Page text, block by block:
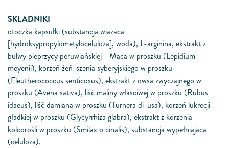
SKŁADNIKI
otoczka kapsułki (substancja wiazaca
[hydroksypropylometyloceluloza], woda), L-arginina, ekstrakt z
bulwy pieprzycy peruwiańskiej - Maca w proszku (Lepidium
meyenii), korzeń żeń-szenia syberyjskiego w proszku
(Eleutherococcus senticosus), ekstrakt z owsa zwyczajnego w
proszku (Avena sativa), liść maliny własciwej w proszku (Rubus
idaeus), liść damiana w proszku (Turnera di-usa), korzeń lukrecji
gładkiej w proszku (Glycyrrhiza glabra), ekstrakt z korzenia
kolcorośli w proszku (Smilax o cinalis), substancja wypełniajaca
(celuloza).